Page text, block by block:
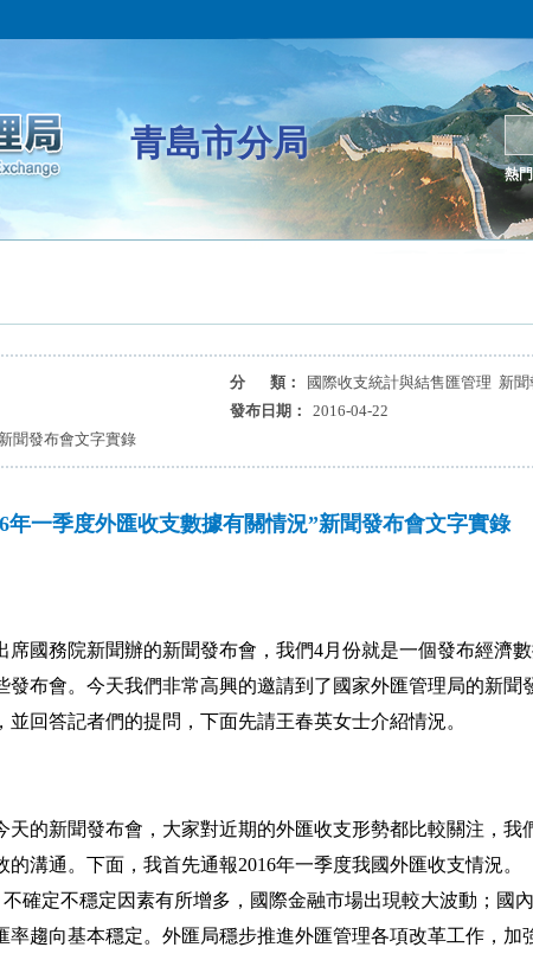
青島市分局
熱
分 類：
國際收支統計與結售匯管理 新
發布日期：
2016-04-22
聞發布會文字實錄
年一季度外匯收支數據有關情況”新聞發布會文字實錄
國務院新聞辦的新聞發布會，我們4月份就是一個發布經濟
布會。今天我們非常高興的邀請到了國家外匯管理局的新聞
回答記者們的提問，下面先請王春英女士介紹情況。
的新聞發布會，大家對近期的外匯收支形勢都比較關注，我
的溝通。下面，我首先通報2016年一季度我國外匯收支情況。
確定不穩定因素有所增多，國際金融市場出現較大波動；國
趨向基本穩定。外匯局穩步推進外匯管理各項改革工作，加